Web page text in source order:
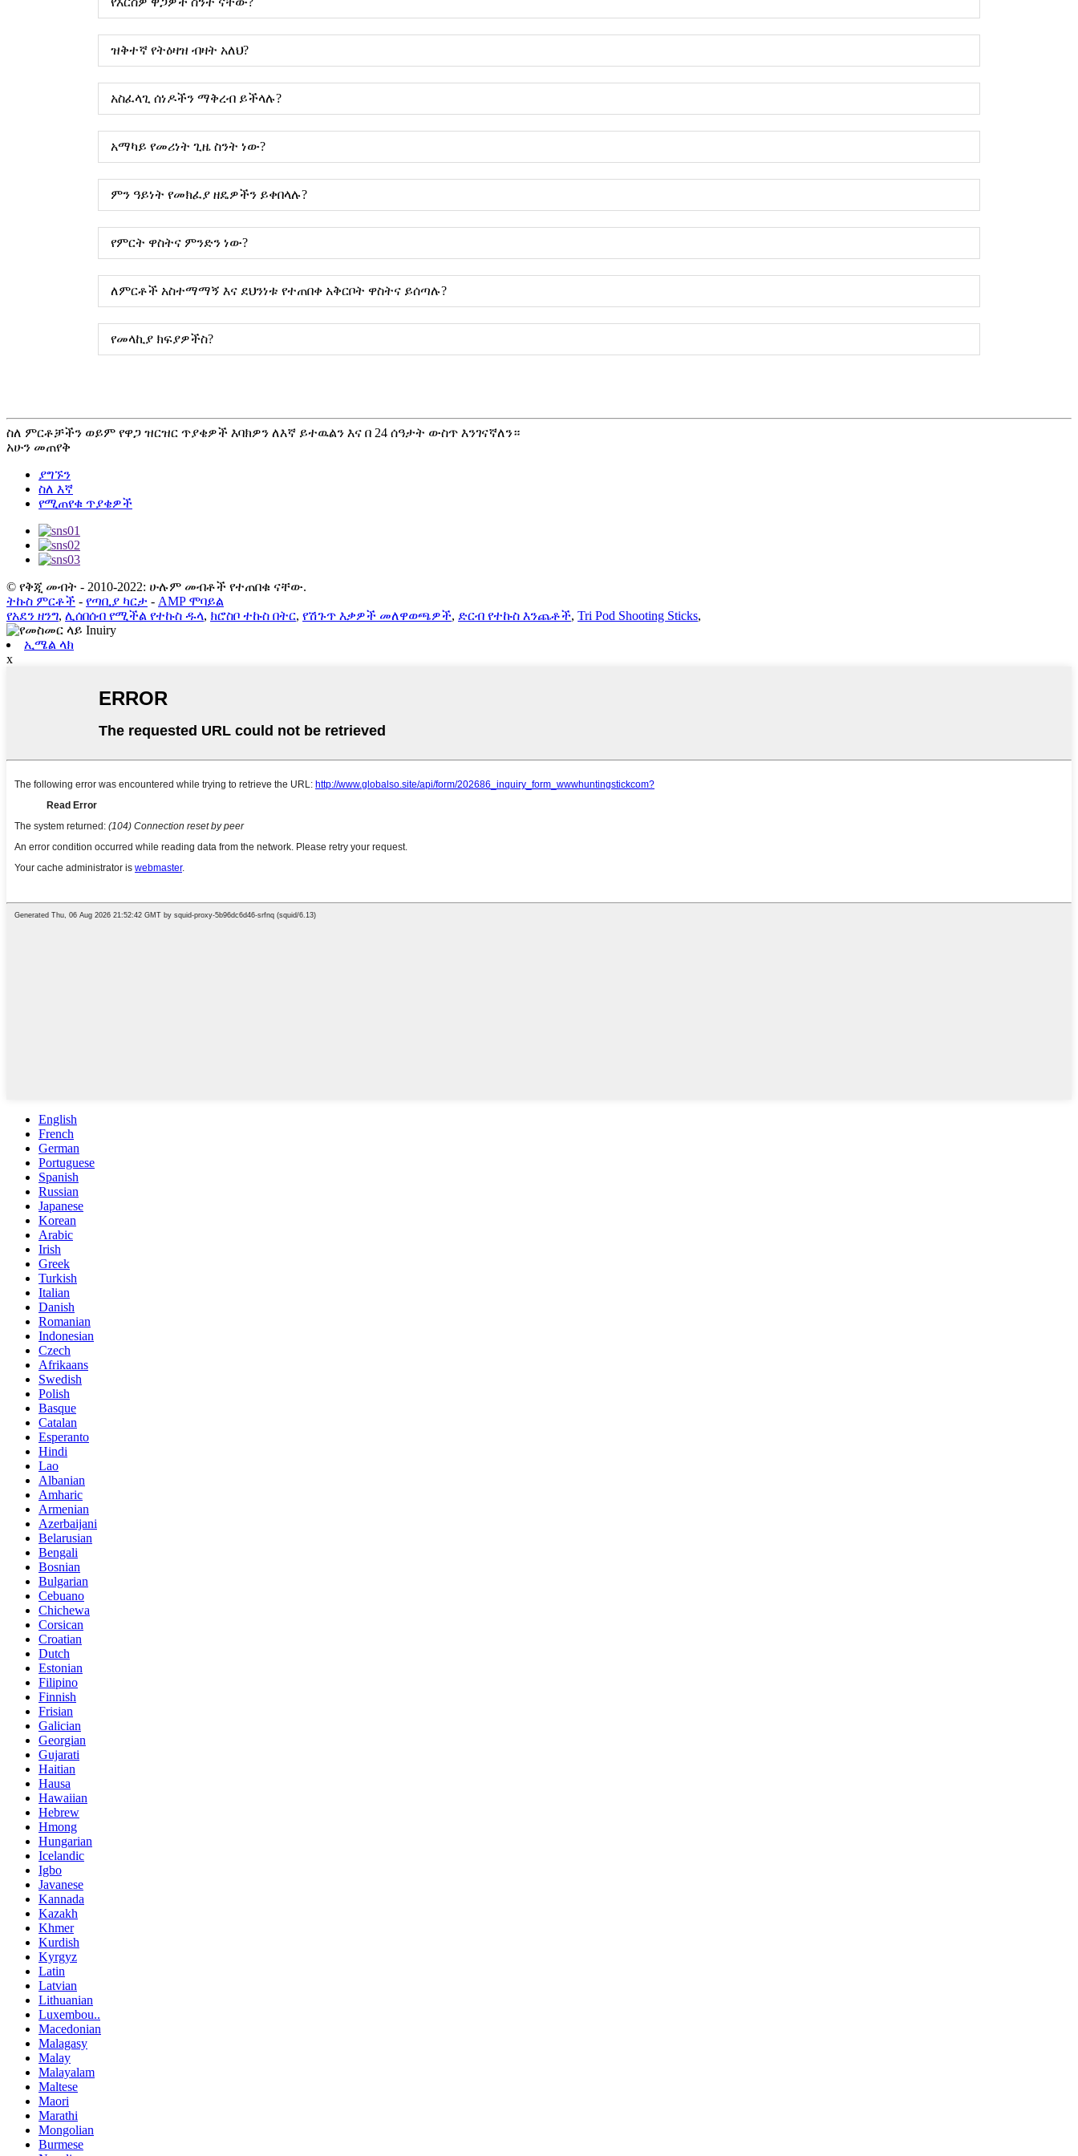
ዝቅተኛ የትዕዛዝ ብዛት አለህ?
አስፈላጊ ሰነዶችን ማቅረብ ይችላሉ?
አማካይ የመሪነት ጊዜ ስንት ነው?
ምን ዓይነት የመክፈያ ዘዴዎችን ይቀበላሉ?
የምርት ዋስትና ምንድን ነው?
ለምርቶች አስተማማኝ እና ደህንነቱ የተጠበቀ አቅርቦት ዋስትና ይሰጣሉ?
የመላኪያ ክፍያዎችስ?
ስለ ምርቶቻችን ወይም የዋጋ ዝርዝር ጥያቄዎች እባክዎን ለእኛ ይተዉልን እና በ 24 ሰዓታት ውስጥ እንገናኛለን።
አሁን መጠየቅ
ያግኙን
ስለ እኛ
የሚጠየቁ ጥያቄዎች
© የቅጂ መብት - 2010-2022: ሁሉም መብቶች የተጠበቁ ናቸው.
ትኩስ ምርቶች - የጣቢያ ካርታ - AMP ሞባይል
የአደን ዘንግ, ሊሰበሰብ የሚችል የተኩስ ዱላ, ክሮስቦ ተኩስ በትር, የሽጉጥ እቃዎች መለዋወጫዎች, ድርብ የተኩስ እንጨቶች, Tri Pod Shooting Sticks,
ኢሜል ላክ
x
English
French
German
Portuguese
Spanish
Russian
Japanese
Korean
Arabic
Irish
Greek
Turkish
Italian
Danish
Romanian
Indonesian
Czech
Afrikaans
Swedish
Polish
Basque
Catalan
Esperanto
Hindi
Lao
Albanian
Amharic
Armenian
Azerbaijani
Belarusian
Bengali
Bosnian
Bulgarian
Cebuano
Chichewa
Corsican
Croatian
Dutch
Estonian
Filipino
Finnish
Frisian
Galician
Georgian
Gujarati
Haitian
Hausa
Hawaiian
Hebrew
Hmong
Hungarian
Icelandic
Igbo
Javanese
Kannada
Kazakh
Khmer
Kurdish
Kyrgyz
Latin
Latvian
Lithuanian
Luxembou..
Macedonian
Malagasy
Malay
Malayalam
Maltese
Maori
Marathi
Mongolian
Burmese